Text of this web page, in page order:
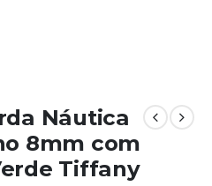
Náutica
8mm com
Tiffany